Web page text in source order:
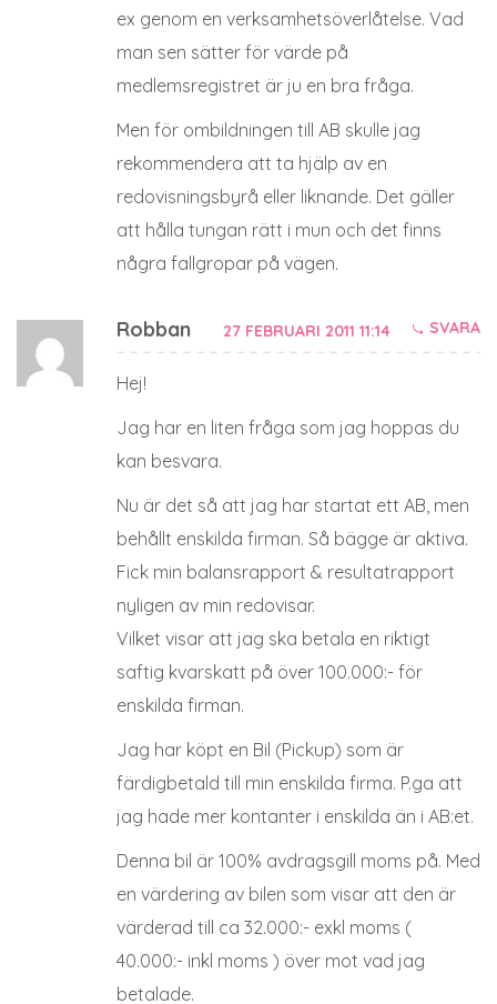
ex genom en verksamhetsöverlåtelse. Vad
man sen sätter för värde på
medlemsregistret är ju en bra fråga.
Men för ombildningen till AB skulle jag
rekommendera att ta hjälp av en
redovisningsbyrå eller liknande. Det gäller
att hålla tungan rätt i mun och det finns
några fallgropar på vägen.
Robban 27 FEBRUARI 2011 11:14 SVARA
Hej!
Jag har en liten fråga som jag hoppas du
kan besvara.
Nu är det så att jag har startat ett AB, men
behållt enskilda firman. Så bägge är aktiva.
Fick min balansrapport & resultatrapport
nyligen av min redovisar.
Vilket visar att jag ska betala en riktigt
saftig kvarskatt på över 100.000:- för
enskilda firman.
Jag har köpt en Bil (Pickup) som är
färdigbetald till min enskilda firma. P.ga att
jag hade mer kontanter i enskilda än i AB:et.
Denna bil är 100% avdragsgill moms på. Med
en värdering av bilen som visar att den är
värderad till ca 32.000:- exkl moms (
40.000:- inkl moms ) över mot vad jag
betalade.